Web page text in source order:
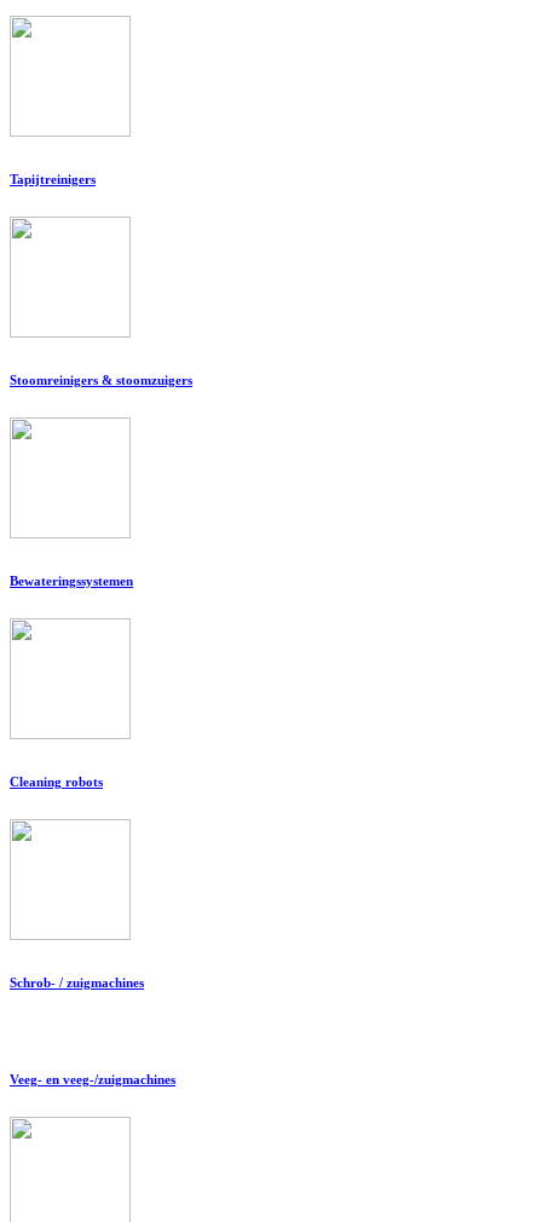
Tapijtreinigers
Stoomreinigers & stoomzuigers
Bewateringssystemen
Cleaning robots
Schrob- / zuigmachines
Veeg- en veeg-/zuigmachines